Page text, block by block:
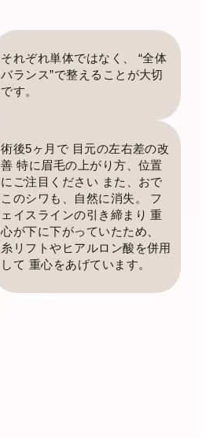
今回の患者さまは、これ
それぞれ単体ではなく、 “全体
バランス”で整えることが大切
です。
術後5ヶ月で 目元の左右差の改
善 特に眉毛の上がり方、位置
にご注目ください また、おで
このシワも、自然に消失。 フ
ェイスラインの引き締まり 重
心が下に下がっていたため、
糸リフトやヒアルロン酸を併用
して 重心をあげています。